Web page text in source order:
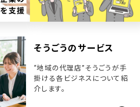
そうごうのサービス
“地域の代理店”そうごうが手
掛ける各ビジネスについて紹
介します。